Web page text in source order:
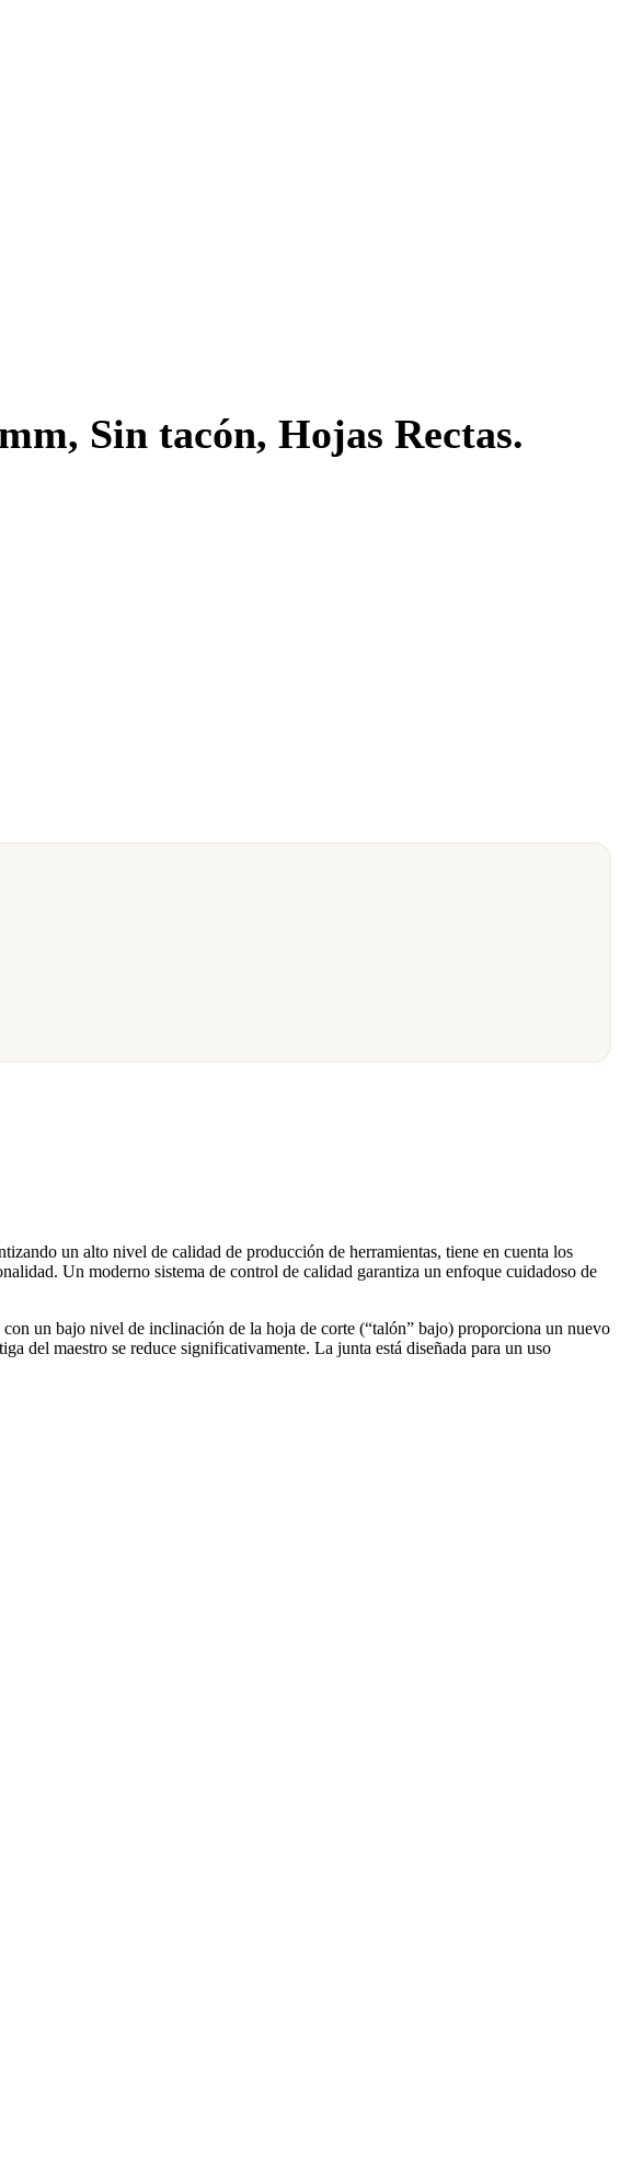
Sin tacón, Hojas Rectas.
un alto nivel de calidad de producción de herramientas, tiene en cuenta los
Un moderno sistema de control de calidad garantiza un enfoque cuidadoso de
un bajo nivel de inclinación de la hoja de corte (“talón” bajo) proporciona un nuevo
del maestro se reduce significativamente. La junta está diseñada para un uso